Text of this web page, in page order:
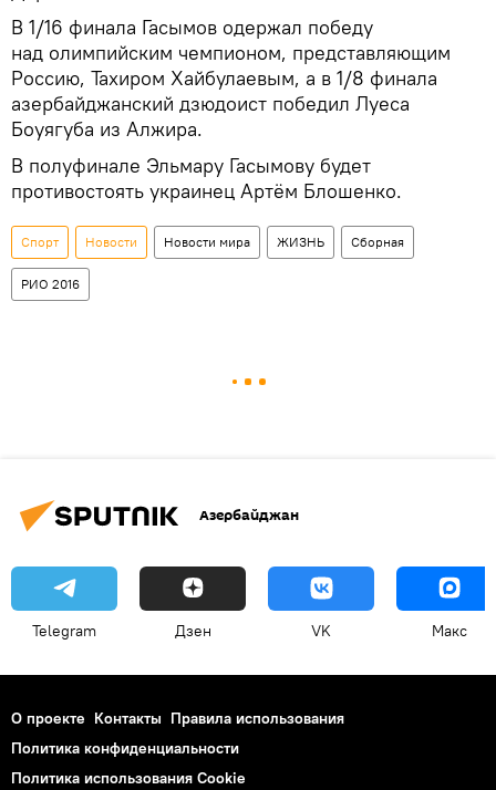
В 1/16 финала Гасымов одержал победу
над олимпийским чемпионом, представляющим
Россию, Тахиром Хайбулаевым, а в 1/8 финала
азербайджанский дзюдоист победил Луеса
Боуягуба из Алжира.
В полуфинале Эльмару Гасымову будет
противостоять украинец Артём Блошенко.
Спорт Новости Новости мира ЖИЗНЬ Сборная
РИО 2016
Азербайджан
Telegram Дзен VK Макс
О проекте Контакты Правила использования
Политика конфиденциальности
Политика использования Cookie